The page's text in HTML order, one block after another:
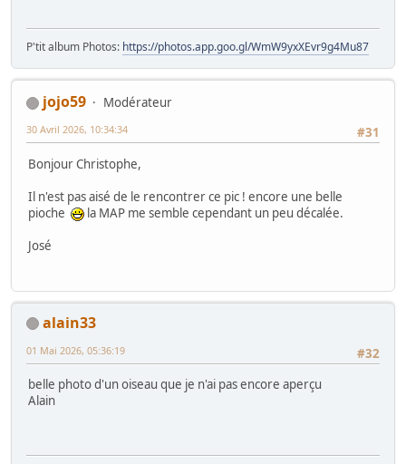
P'tit album Photos: https://photos.app.goo.gl/WmW9yxXEvr9g4Mu87
jojo59
Modérateur
#31
30 Avril 2026, 10:34:34
Bonjour Christophe,
Il n'est pas aisé de le rencontrer ce pic ! encore une belle
pioche
la MAP me semble cependant un peu décalée.
José
alain33
#32
01 Mai 2026, 05:36:19
belle photo d'un oiseau que je n'ai pas encore aperçu
Alain